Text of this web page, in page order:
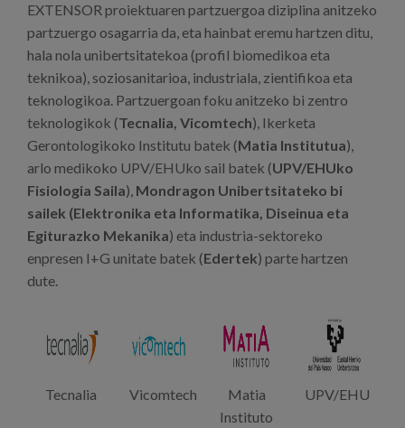
EXTENSOR proiektuaren partzuergoa diziplina anitzeko
partzuergo osagarria da, eta hainbat eremu hartzen ditu,
hala nola unibertsitatekoa (profil biomedikoa eta
teknikoa), soziosanitarioa, industriala, zientifikoa eta
teknologikoa. Partzuergoan foku anitzeko bi zentro
teknologikok (Tecnalia, Vicomtech), Ikerketa
Gerontologikoko Institutu batek (Matia Institutua),
arlo medikoko UPV/EHUko sail batek (UPV/EHUko
Fisiologia Saila), Mondragon Unibertsitateko bi
sailek (Elektronika eta Informatika, Diseinua eta
Egiturazko Mekanika) eta industria-sektoreko
enpresen I+G unitate batek (Edertek) parte hartzen
dute.
Tecnalia Vicomtech
Matia
Instituto
UPV/EHU